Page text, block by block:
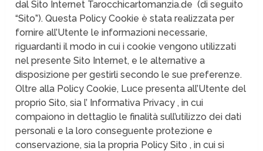
dal Sito Internet Tarocchicartomanzia.de (di seguito
“Sito”). Questa Policy Cookie è stata realizzata per
fornire all’Utente le informazioni necessarie,
riguardanti il modo in cui i cookie vengono utilizzati
nel presente Sito Internet, e le alternative a
disposizione per gestirli secondo le sue preferenze.
Oltre alla Policy Cookie, Luce presenta all’Utente del
proprio Sito, sia l’ Informativa Privacy , in cui
compaiono in dettaglio le finalità sull’utilizzo dei dati
personali e la loro conseguente protezione e
conservazione, sia la propria Policy Sito , in cui si